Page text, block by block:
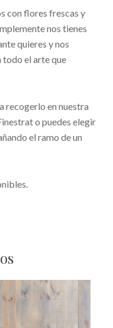
con flores frescas y
nos tienes
quieres y nos
todo el arte que
recogerlo en nuestra
o puedes elegir
el ramo de un